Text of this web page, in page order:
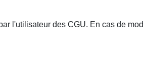
l'utilisateur des CGU. En cas de